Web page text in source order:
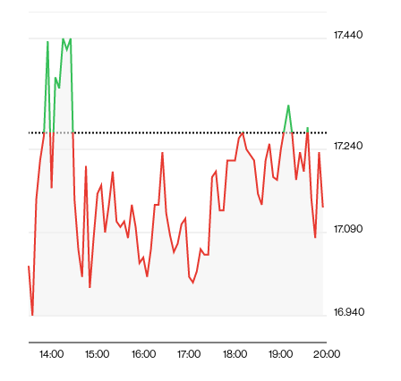
14:00 15:00 16:00 17:00 18:00 19:00 20:00
16.940
17.090
17.240
17.440